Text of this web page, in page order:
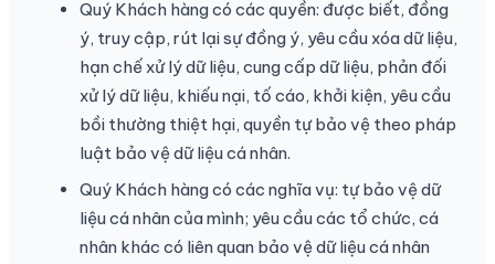
Quý Khách hàng có các quyền: được biết, đồng
ý, truy cập, rút lại sự đồng ý, yêu cầu xóa dữ liệu,
hạn chế xử lý dữ liệu, cung cấp dữ liệu, phản đối
xử lý dữ liệu, khiếu nại, tố cáo, khởi kiện, yêu cầu
bồi thường thiệt hại, quyền tự bảo vệ theo pháp
luật bảo vệ dữ liệu cá nhân.
Quý Khách hàng có các nghĩa vụ: tự bảo vệ dữ
liệu cá nhân của mình; yêu cầu các tổ chức, cá
nhân khác có liên quan bảo vệ dữ liệu cá nhân